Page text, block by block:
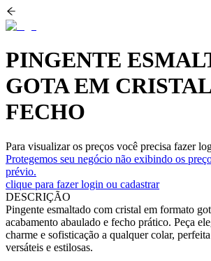
PINGENTE
GOTA EM
FECHO
Para visualizar os preços você precisa fazer
Protegemos seu negócio não exibindo os
prévio.
clique para fazer login ou cadastrar
DESCRIÇÃO
Pingente esmaltado com cristal em formato
acabamento abaulado e fecho prático. Peça
charme e sofisticação a qualquer colar,
versáteis e estilosas.